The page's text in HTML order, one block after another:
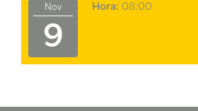
Nov
9
Hora: 08:00